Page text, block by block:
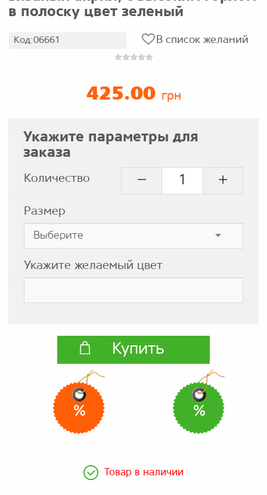
в полоску цвет зеленый
Код:06661 В список желаний
425.00 грн
Укажите параметры для
заказа
Количество
Размер
Укажите желаемый цвет
Купить
% %
Товар в наличии